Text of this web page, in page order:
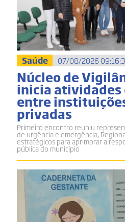
Saúde 07/08/2026
Núcleo de
inicia atividades
entre
privadas
Primeiro encontro reuniu
de urgência e emergência,
estratégicos para aprimorar a
pública do município